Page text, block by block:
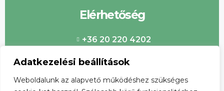
Adatkezelési beállítások
Weboldalunk az alapvető működéshez szükséges
Elérhetőség
+36 20 220 4202
info@csabaipiac.hu